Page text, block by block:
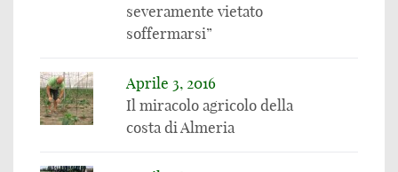
severamente vietato
soffermarsi”
Aprile 3, 2016
Il miracolo agricolo della
costa di Almeria